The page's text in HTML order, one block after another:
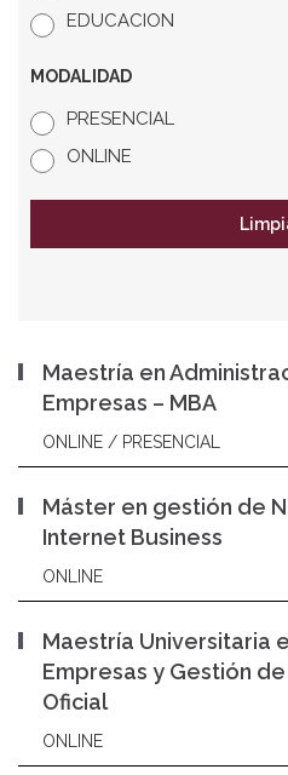
EDUCACION
MODALIDAD
PRESENCIAL
ONLINE
Maestría en
Empresas – MBA
ONLINE / PRESENCIAL
Máster en gestión de
Internet Business
ONLINE
Maestría Universitaria
Empresas y Gestión
Oficial
ONLINE